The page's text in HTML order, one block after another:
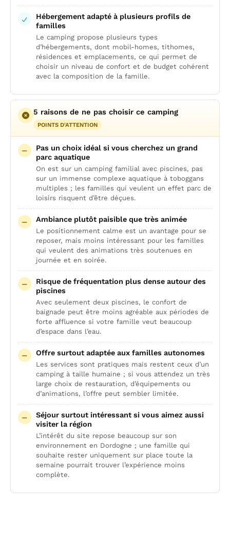
Hébergement adapté à plusieurs profils de
familles
Le camping propose plusieurs types
d’hébergements, dont mobil-homes, tithomes,
résidences et emplacements, ce qui permet de
choisir un niveau de confort et de budget cohérent
avec la composition de la famille.
5 raisons de ne pas choisir ce camping
POINTS D'ATTENTION
Pas un choix idéal si vous cherchez un grand
parc aquatique
On est sur un camping familial avec piscines, pas
sur un immense complexe aquatique à toboggans
multiples ; les familles qui veulent un effet parc de
loisirs risquent d’être déçues.
Ambiance plutôt paisible que très animée
Le positionnement calme est un avantage pour se
reposer, mais moins intéressant pour les familles
qui veulent des animations très soutenues en
journée et en soirée.
Risque de fréquentation plus dense autour des
piscines
Avec seulement deux piscines, le confort de
baignade peut être moins agréable aux périodes de
forte affluence si votre famille veut beaucoup
d’espace dans l’eau.
Offre surtout adaptée aux familles autonomes
Les services sont pratiques mais restent ceux d’un
camping à taille humaine ; si vous attendez un très
large choix de restauration, d’équipements ou
d’animations, l’offre peut sembler limitée.
Séjour surtout intéressant si vous aimez aussi
visiter la région
L’intérêt du site repose beaucoup sur son
environnement en Dordogne ; une famille qui
souhaite rester uniquement sur place toute la
semaine pourrait trouver l’expérience moins
complète.